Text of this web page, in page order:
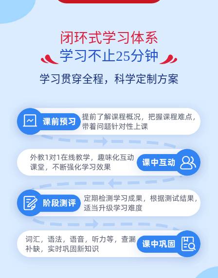
闭环式学习体系
学习不止25分钟
学习贯穿全程，科学定制方案